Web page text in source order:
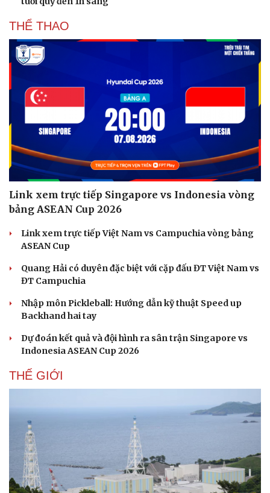
Du lịch
Podcast
THỂ THAO
Link xem trực tiếp Singapore vs Indonesia vòng
bảng ASEAN Cup 2026
Link xem trực tiếp Việt Nam vs Campuchia vòng bảng
ASEAN Cup
Quang Hải có duyên đặc biệt với cặp đấu ĐT Việt Nam vs
ĐT Campuchia
Nhập môn Pickleball: Hướng dẫn kỹ thuật Speed up
Backhand hai tay
Dự đoán kết quả và đội hình ra sân trận Singapore vs
Indonesia ASEAN Cup 2026
THẾ GIỚI